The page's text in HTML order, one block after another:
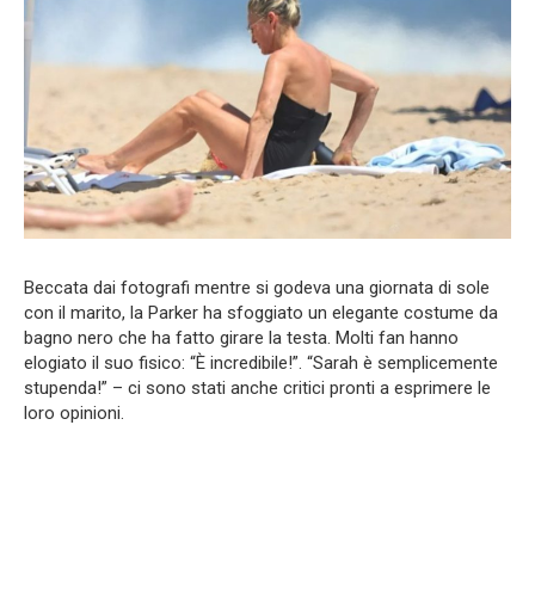
Beccata dai fotografi mentre si godeva una giornata di sole
con il marito, la Parker ha sfoggiato un elegante costume da
bagno nero che ha fatto girare la testa. Molti fan hanno
elogiato il suo fisico: “È incredibile!”. “Sarah è semplicemente
stupenda!” – ci sono stati anche critici pronti a esprimere le
loro opinioni.